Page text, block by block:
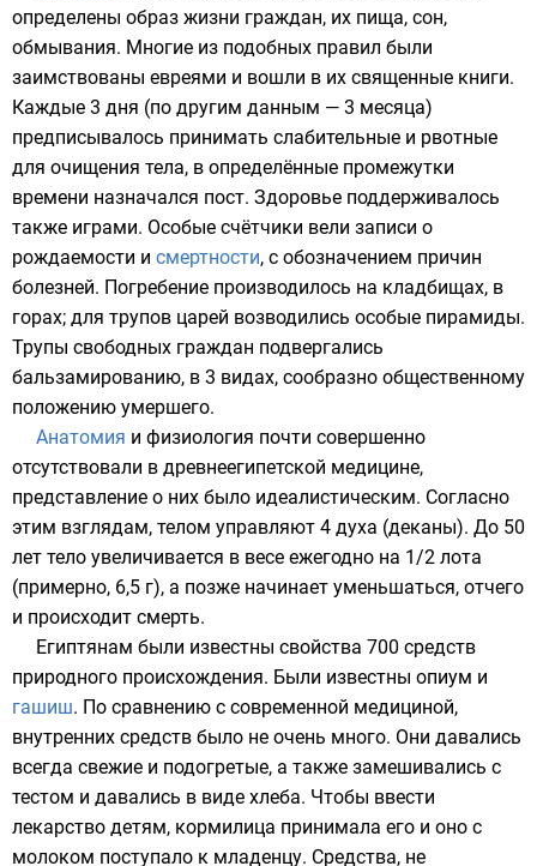
определены образ жизни граждан, их пища, сон,
обмывания. Многие из подобных правил были
заимствованы евреями и вошли в их священные книги.
Каждые 3 дня (по другим данным — 3 месяца)
предписывалось принимать слабительные и рвотные
для очищения тела, в определённые промежутки
времени назначался пост. Здоровье поддерживалось
также играми. Особые счётчики вели записи о
рождаемости и смертности, с обозначением причин
болезней. Погребение производилось на кладбищах, в
горах; для трупов царей возводились особые пирамиды.
Трупы свободных граждан подвергались
бальзамированию, в 3 видах, сообразно общественному
положению умершего.
Анатомия и физиология почти совершенно
отсутствовали в древнеегипетской медицине,
представление о них было идеалистическим. Согласно
этим взглядам, телом управляют 4 духа (деканы). До 50
лет тело увеличивается в весе ежегодно на 1/2 лота
(примерно, 6,5 г), а позже начинает уменьшаться, отчего
и происходит смерть.
Египтянам были известны свойства 700 средств
природного происхождения. Были известны опиум и
гашиш. По сравнению с современной медициной,
внутренних средств было не очень много. Они давались
всегда свежие и подогретые, а также замешивались с
тестом и давались в виде хлеба. Чтобы ввести
лекарство детям, кормилица принимала его и оно с
молоком поступало к младенцу. Средства, не